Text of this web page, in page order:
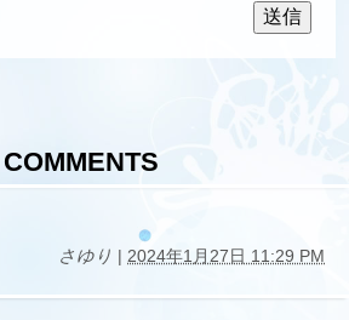
COMMENTS
さゆり | 2024年1月27日 11:29 PM